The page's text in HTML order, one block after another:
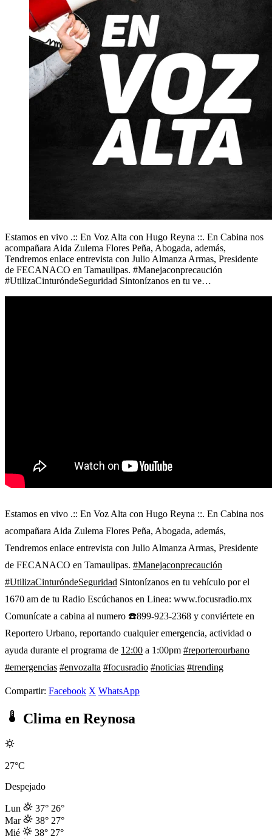
Estamos en vivo .:: En Voz Alta con Hugo Reyna ::. En Cabina nos
acompañara Aida Zulema Flores Peña, Abogada, además,
Tendremos enlace entrevista con Julio Almanza Armas, Presidente
de FECANACO en Tamaulipas. #Manejaconprecaución
#UtilizaCinturóndeSeguridad Sintonízanos en tu ve…
Estamos en vivo .:: En Voz Alta con Hugo Reyna ::. En Cabina nos
acompañara Aida Zulema Flores Peña, Abogada, además,
Tendremos enlace entrevista con Julio Almanza Armas, Presidente
de FECANACO en Tamaulipas. #Manejaconprecaución
#UtilizaCinturóndeSeguridad Sintonízanos en tu vehículo por el
1670 am de tu Radio Escúchanos en Linea: www.focusradio.mx
Comunícate a cabina al numero ☎️899-923-2368 y conviértete en
Reportero Urbano, reportando cualquier emergencia, actividad o
ayuda durante el programa de 12:00 a 1:00pm #reporterourbano
#emergencias #envozalta #focusradio #noticias #trending
Compartir: Facebook X WhatsApp
Clima en Reynosa
27°C
Despejado
Lun 37° 26°
Mar
38° 27°
Mié
38° 27°